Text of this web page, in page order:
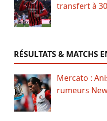
transfert à
RÉSULTATS & MATCHS
Mercato :
rumeurs